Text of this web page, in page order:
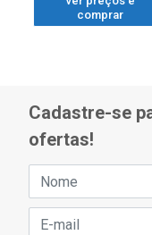
comprar
Cadastre-se
ofertas!